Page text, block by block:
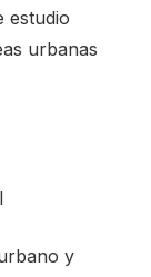
estudio
urbanas
y